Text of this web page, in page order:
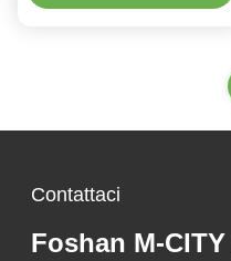
Contattaci
Foshan M-